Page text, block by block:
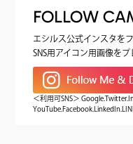
FOLLOW
エシルス公式インスタを
SNS用アイコン用画像をプ
＜利用可SNS＞